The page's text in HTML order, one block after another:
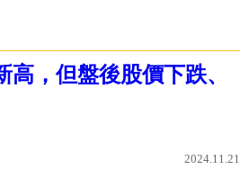
高，但盤後股價下跌、
2024.11.21